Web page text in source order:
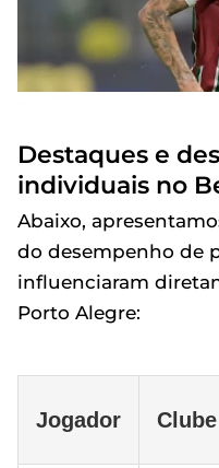
Destaques e
individuais no
Abaixo,
do desempenho de
influenciaram
Porto Alegre:
Jogador Clube